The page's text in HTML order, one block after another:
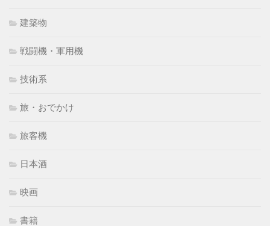
建築物
戦闘機・軍用機
技術系
旅・おでかけ
旅客機
日本酒
映画
書籍